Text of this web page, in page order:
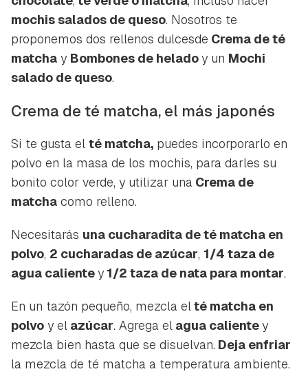
mochis salados de queso. Nosotros te
proponemos dos rellenos dulcesde Crema de té
matcha y Bombones de heladoy un Mochi
salado de queso.
Crema de té matcha, el más japonés
Si te gusta el té matcha, puedes incorporarlo en
polvo en la masa de los mochis, para darles su
bonito color verde, y utilizar una Crema de
matcha como relleno.
Necesitarás una cucharadita de té matcha en
polvo, 2 cucharadas de azúcar, 1/4 taza de
agua calientey 1/2 taza de nata para montar.
En un tazón pequeño, mezcla elté matcha en
polvo y el azúcar. Agrega el agua calientey
mezcla bien hasta que se disuelvan. Deja enfriar
la mezcla de té matcha a temperatura ambiente.